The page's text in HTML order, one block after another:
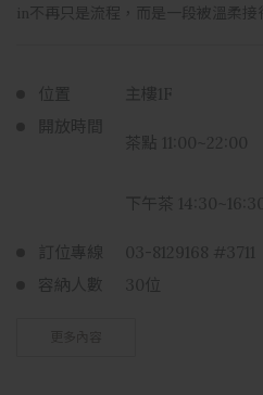
in不再只是流程，而是一段被溫柔接
位置
主樓1F
開放時間
茶點 11:00~22:00
下午茶
訂位專線
03-8129168 #3711
容納人數
30位